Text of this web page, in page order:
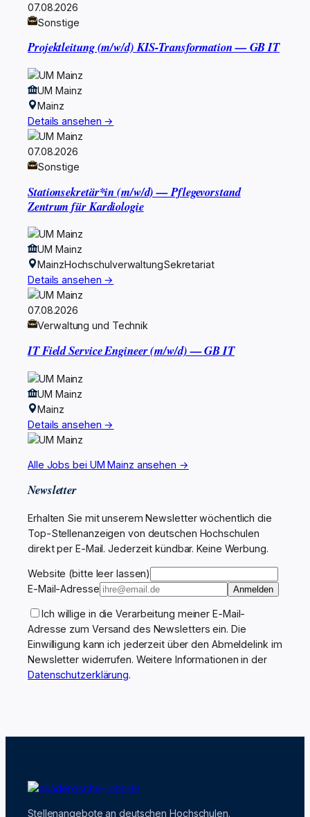
07.08.2026
Sonstige
Projektleitung (m/w/d) KIS-Transformation — GB IT
UM Mainz
Mainz
Details ansehen →
07.08.2026
Sonstige
Stationsekretär*in (m/w/d) — Pflegevorstand
Zentrum für Kardiologie
UM Mainz
MainzHochschulverwaltungSekretariat
Details ansehen →
07.08.2026
Verwaltung und Technik
IT Field Service Engineer (m/w/d) — GB IT
UM Mainz
Mainz
Details ansehen →
Alle Jobs bei UM Mainz ansehen →
Newsletter
Erhalten Sie mit unserem Newsletter wöchentlich die
Top-Stellenanzeigen von deutschen Hochschulen
direkt per E-Mail. Jederzeit kündbar. Keine Werbung.
Website (bitte leer lassen)
E-Mail-Adresse
Anmelden
Ich willige in die Verarbeitung meiner E-Mail-
Adresse zum Versand des Newsletters ein. Die
Einwilligung kann ich jederzeit über den Abmeldelink im
Newsletter widerrufen. Weitere Informationen in der
Datenschutzerklärung.
Stellenangebote an deutschen Hochschulen.